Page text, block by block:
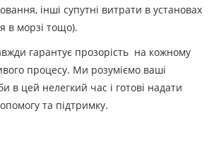
інші супутні витрати в установах
в морзі тощо).
гарантує прозорість на кожному
процесу. Ми розуміємо ваші
в цей нелегкий час і готові надати
та підтримку.